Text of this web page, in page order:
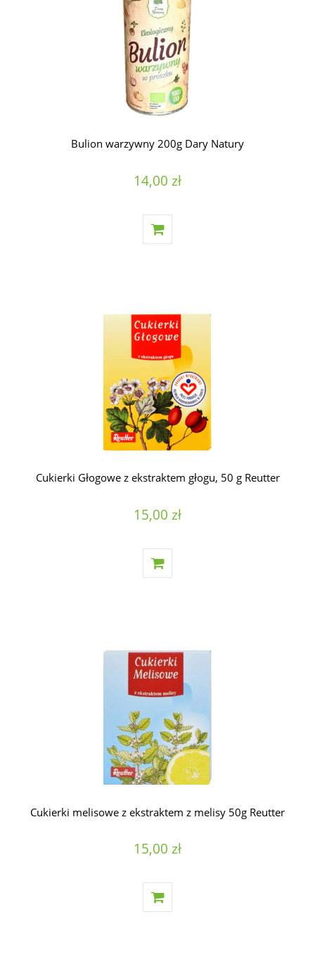
Bulion warzywny 200g Dary Natury
14,00 zł
Cukierki Głogowe z ekstraktem głogu, 50 g Reutter
15,00 zł
Cukierki melisowe z ekstraktem z melisy 50g Reutter
15,00 zł